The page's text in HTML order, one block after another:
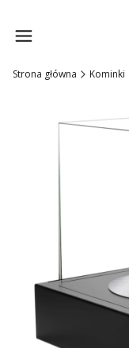
Strona główna Kominki